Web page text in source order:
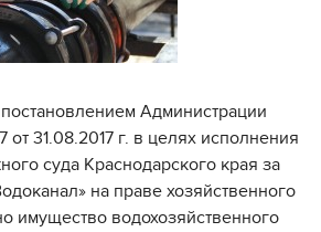
Администрации
31.08.2017 г. в целях исполнения
суда Краснодарского края за
на праве хозяйственного
имущество водохозяйственного